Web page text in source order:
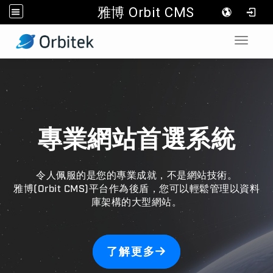
雅博 Orbit CMS
::: Toggle
專業網站首選系統
令人佩服的是您的專業成就，不是網站技術。
雅博(Orbit CMS)平台作為後盾，您可以輕鬆管理以資料
庫架構的大型網站。
了解更多